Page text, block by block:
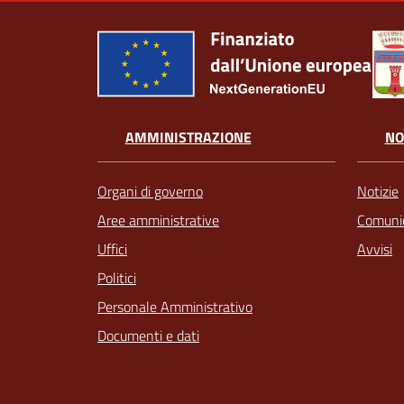
AMMINISTRAZIONE
Organi di governo
Aree amministrative
Uffici
Politici
Personale Amministrativo
Documenti e dati
Notizie
Avvisi